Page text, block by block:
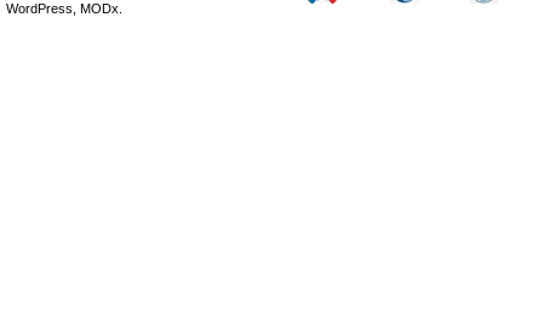
WordPress, MODx.